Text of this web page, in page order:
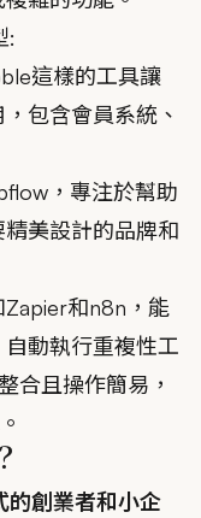
:
這樣的工具讓
包含會員系統、
，專注於幫助
美設計的品牌和
Zapier和n8n，能
動執行重複性工
合且操作簡易，
的創業者和小企